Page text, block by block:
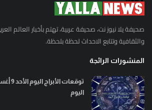
صحيفة يلا نيوز نت، صحيفة عربية، تهتم بأخبار العالم
والثقافية وتتابع الاحداث لحظة بلحظة.
المنشورات الرائجة
اليوم